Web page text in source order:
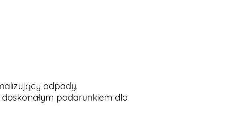
odpady.
podarunkiem dla